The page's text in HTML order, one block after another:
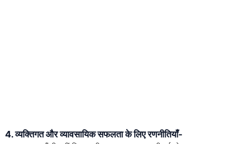
4. व्यक्तिगत और व्यावसायिक सफलता के लिए रणनीतियाँ-